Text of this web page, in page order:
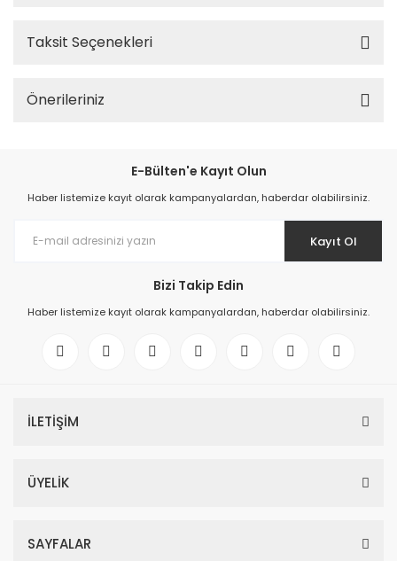
Taksit Seçenekleri
Önerileriniz
E-Bülten'e Kayıt Olun
Haber listemize kayıt olarak kampanyalardan, haberdar olabilirsiniz.
Kayıt Ol
Bizi Takip Edin
Haber listemize kayıt olarak kampanyalardan, haberdar olabilirsiniz.
İLETİŞİM
ÜYELİK
SAYFALAR